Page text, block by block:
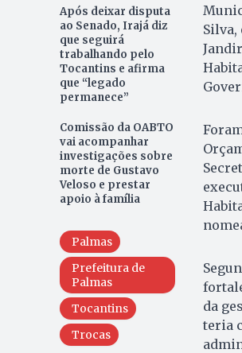
Após deixar disputa
ao Senado, Irajá diz
que seguirá
trabalhando pelo
Tocantins e afirma
que “legado
permanece”
Comissão da OABTO
vai acompanhar
investigações sobre
morte de Gustavo
Veloso e prestar
apoio à família
Palmas
Prefeitura de
Palmas
Tocantins
Trocas
da
teria